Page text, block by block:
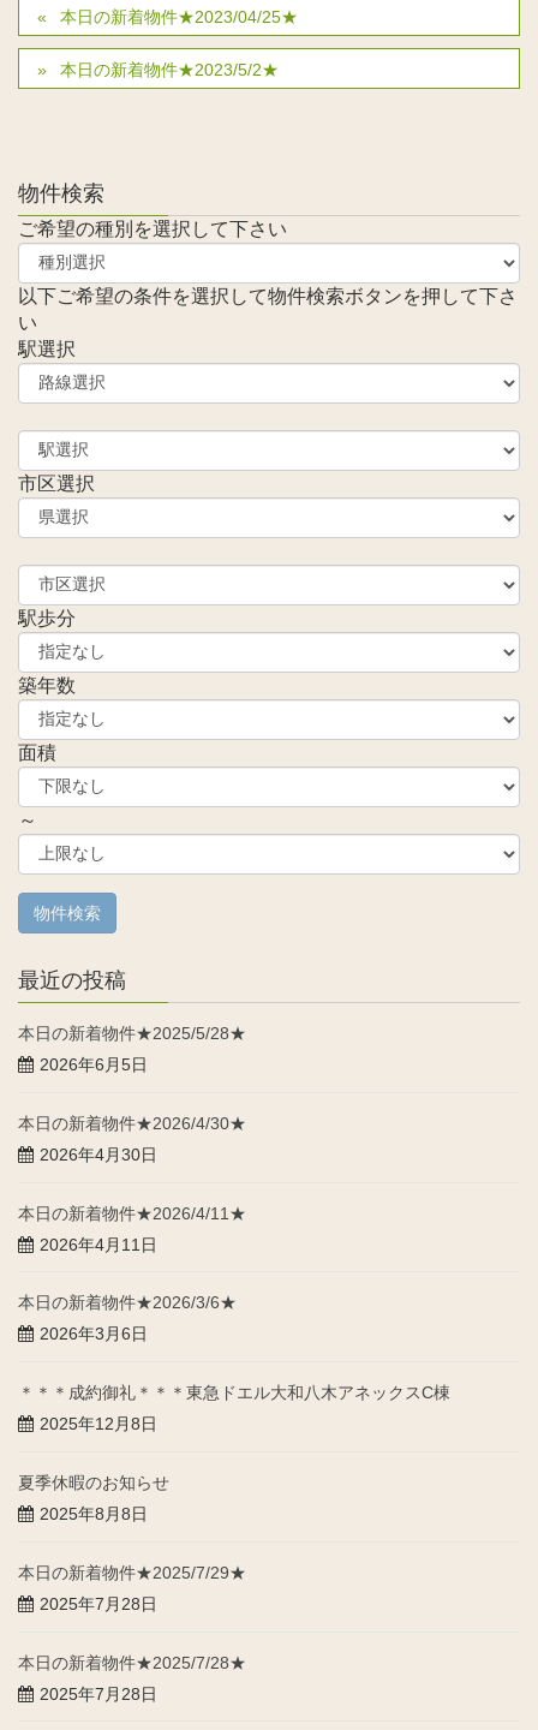
本日の新着物件★2023/04/25★
本日の新着物件★2023/5/2★
物件検索
ご希望の種別を選択して下さい
以下ご希望の条件を選択して物件検索ボタンを押して下さ
い
駅選択
市区選択
駅歩分
築年数
面積
～
最近の投稿
本日の新着物件★2025/5/28★
2026年6月5日
本日の新着物件★2026/4/30★
2026年4月30日
本日の新着物件★2026/4/11★
2026年4月11日
本日の新着物件★2026/3/6★
2026年3月6日
＊＊＊成約御礼＊＊＊東急ドエル大和八木アネックスC棟
2025年12月8日
夏季休暇のお知らせ
2025年8月8日
本日の新着物件★2025/7/29★
2025年7月28日
本日の新着物件★2025/7/28★
2025年7月28日